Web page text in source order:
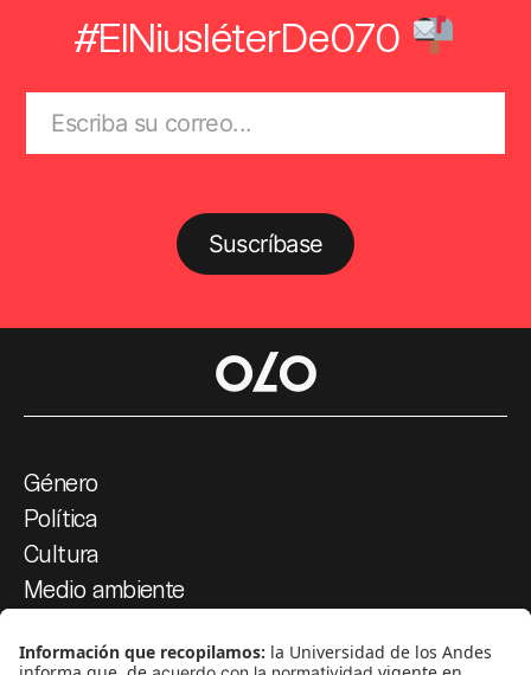
#ElNiusléterDe070
Suscríbase
Género
Política
Cultura
Medio ambiente
Ciudad